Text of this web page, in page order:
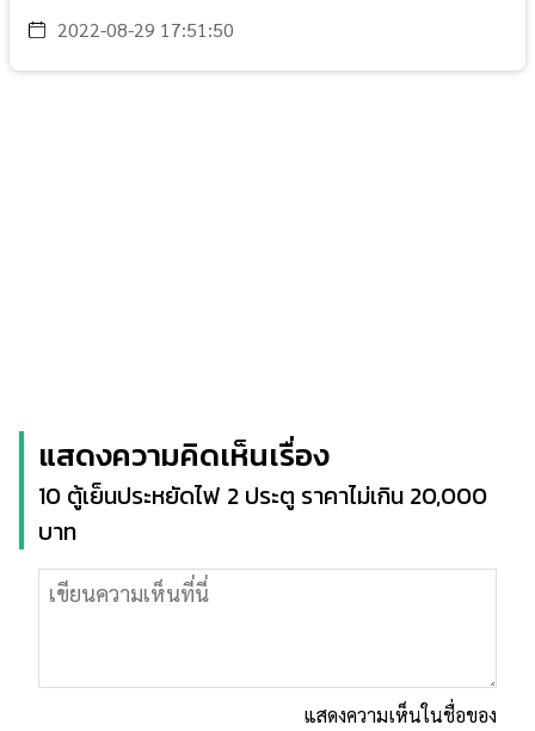
2022-08-29 17:51:50
แสดงความคิดเห็นเรื่อง
10 ตู้เย็นประหยัดไฟ 2 ประตู ราคาไม่เกิน 20,000
บาท
แสดงความเห็นในชื่อของ